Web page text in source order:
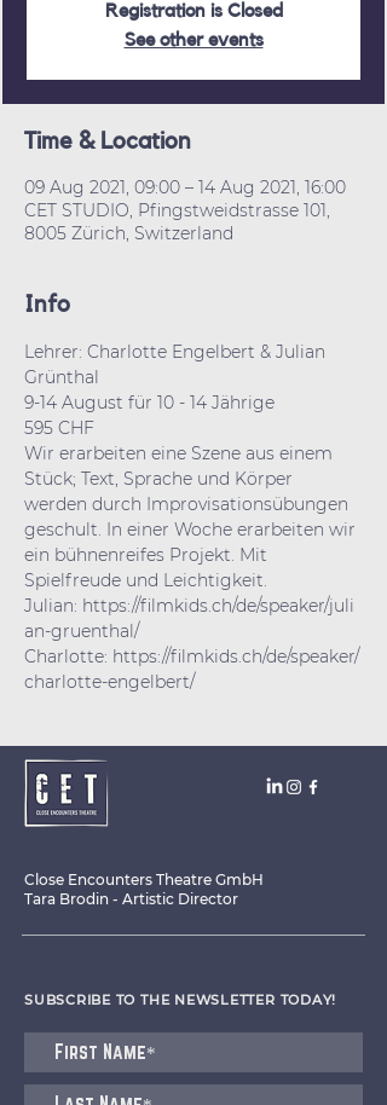
Registration is Closed
See other events
Time & Location
09 Aug 2021, 09:00 – 14 Aug 2021, 16:00
CET STUDIO, Pfingstweidstrasse 101,
8005 Zürich, Switzerland
Info
Lehrer: Charlotte Engelbert & Julian
Grünthal
9-14 August für 10 - 14 Jährige
595 CHF
Wir erarbeiten eine Szene aus einem
Stück; Text, Sprache und Körper
werden durch Improvisationsübungen
geschult. In einer Woche erarbeiten wir
ein bühnenreifes Projekt. Mit
Spielfreude und Leichtigkeit.
Julian: https://filmkids.ch/de/speaker/juli
an-gruenthal/
Charlotte: https://filmkids.ch/de/speaker/
charlotte-engelbert/
Close Encounters Theatre GmbH
Tara Brodin - Artistic Director
SUBSCRIBE TO THE NEWSLETTER TODAY!